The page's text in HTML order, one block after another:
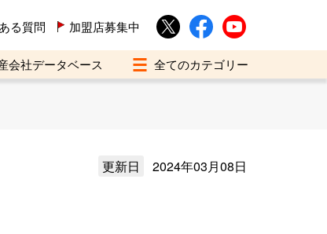
る質問 加盟店募集中
会社データベース
更新日 2024年03月08日